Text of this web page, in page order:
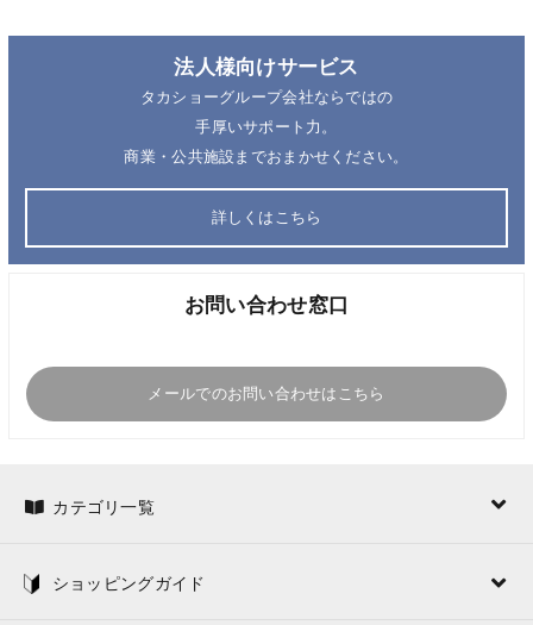
法人様向けサービス
タカショーグループ会社ならではの
手厚いサポート力。
商業・公共施設までおまかせください。
詳しくはこちら
お問い合わせ窓口
メールでのお問い合わせはこちら
カテゴリ一覧
ショッピングガイド